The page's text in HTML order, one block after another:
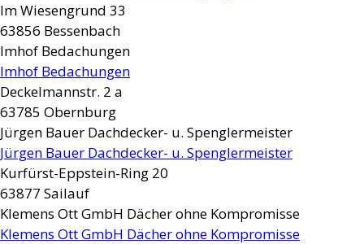
Im Wiesengrund 33
63856 Bessenbach
Imhof Bedachungen
Imhof Bedachungen
Deckelmannstr. 2 a
63785 Obernburg
Jürgen Bauer Dachdecker- u. Spenglermeister
Jürgen Bauer Dachdecker- u. Spenglermeister
Kurfürst-Eppstein-Ring 20
63877 Sailauf
Klemens Ott GmbH Dächer ohne Kompromisse
Klemens Ott GmbH Dächer ohne Kompromisse